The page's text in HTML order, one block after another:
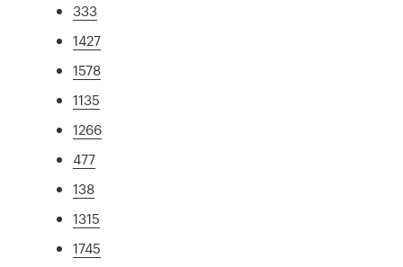
333
1427
1578
1135
1266
477
138
1315
1745